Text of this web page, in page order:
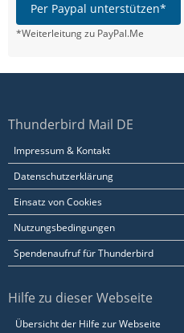
Per Paypal unterstützen*
*Weiterleitung zu PayPal.Me
Thunderbird Mail DE
Impressum & Kontakt
Datenschutzerklärung
Einsatz von Cookies
Nutzungsbedingungen
Spendenaufruf für Thunderbird
Hilfe zu dieser Webseite
Übersicht der Hilfe zur Webseite